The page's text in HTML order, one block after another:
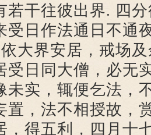
若干往彼出界. 四
受日作法通日不通
大界安居，戒场
受日同大僧，必无
未实，辄便乞法，
置，法不相授故，
，得五利，四月十